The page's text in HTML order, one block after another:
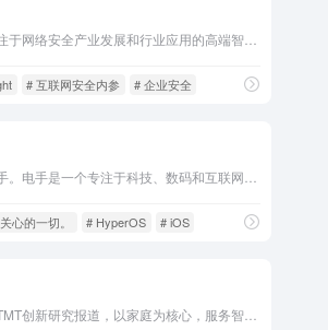
# 互联网安全内参 # 企业安全
，社会工程学，黑客工具，安全媒体 # 安全脉搏
心的一切。 # HyperOS # iOS